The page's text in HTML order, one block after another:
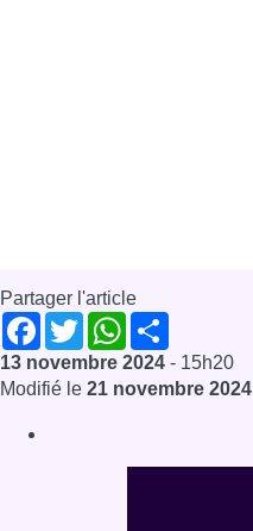
Partager l'article
Facebook
TwitterWhatsApp
13 novembre 2024 - 15h20
Modifié le 21 novembre 2024